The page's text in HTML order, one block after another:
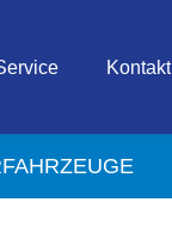
Kontakt